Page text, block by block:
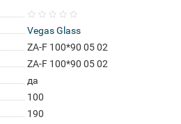
Vegas Glass
ZA-F 100*90 05 02
ZA-F 100*90 05 02
да
100
190